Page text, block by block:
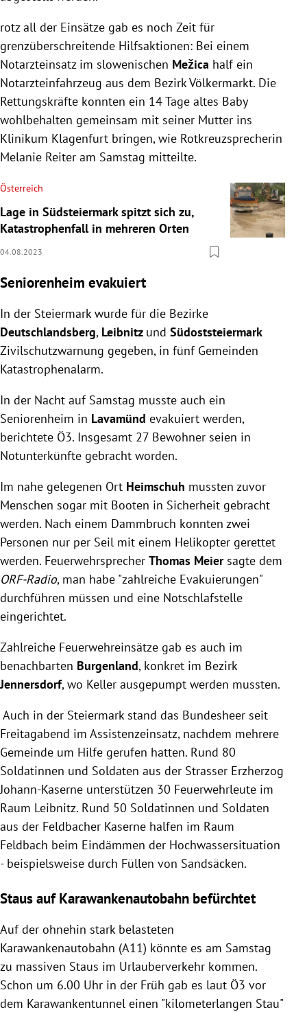
rotz all der Einsätze gab es noch Zeit für
grenzüberschreitende Hilfsaktionen: Bei einem
Notarzteinsatz im slowenischen Mežica half ein
Notarzteinfahrzeug aus dem Bezirk Völkermarkt. Die
Rettungskräfte konnten ein 14 Tage altes Baby
wohlbehalten gemeinsam mit seiner Mutter ins
Klinikum Klagenfurt bringen, wie Rotkreuzsprecherin
Melanie Reiter am Samstag mitteilte.
Österreich
Lage in Südsteiermark spitzt sich zu,
Katastrophenfall in mehreren Orten
04.08.2023
Seniorenheim evakuiert
In der Steiermark wurde für die Bezirke
Deutschlandsberg, Leibnitz und Südoststeiermark
Zivilschutzwarnung gegeben, in fünf Gemeinden
Katastrophenalarm.
In der Nacht auf Samstag musste auch ein
Seniorenheim in Lavamünd evakuiert werden,
berichtete Ö3. Insgesamt 27 Bewohner seien in
Notunterkünfte gebracht worden.
Im nahe gelegenen Ort Heimschuh mussten zuvor
Menschen sogar mit Booten in Sicherheit gebracht
werden. Nach einem Dammbruch konnten zwei
Personen nur per Seil mit einem Helikopter gerettet
werden. Feuerwehrsprecher Thomas Meiersagte dem
ORF-Radio, man habe "zahlreiche Evakuierungen"
durchführen müssen und eine Notschlafstelle
eingerichtet.
Zahlreiche Feuerwehreinsätze gab es auch im
benachbarten Burgenland, konkret im Bezirk
Jennersdorf, wo Keller ausgepumpt werden mussten.
Auch in der Steiermark stand das Bundesheer seit
Freitagabend im Assistenzeinsatz, nachdem mehrere
Gemeinde um Hilfe gerufen hatten. Rund 80
Soldatinnen und Soldaten aus der Strasser Erzherzog
Johann-Kaserne unterstützen 30 Feuerwehrleute im
Raum Leibnitz. Rund 50 Soldatinnen und Soldaten
aus der Feldbacher Kaserne halfen im Raum
Feldbach beim Eindämmen der Hochwassersituation
- beispielsweise durch Füllen von Sandsäcken.
Staus auf Karawankenautobahn befürchtet
Auf der ohnehin stark belasteten
Karawankenautobahn (A11) könnte es am Samstag
zu massiven Staus im Urlauberverkehr kommen.
Schon um 6.00 Uhr in der Früh gab es laut Ö3 vor
dem Karawankentunnel einen "kilometerlangen Stau"